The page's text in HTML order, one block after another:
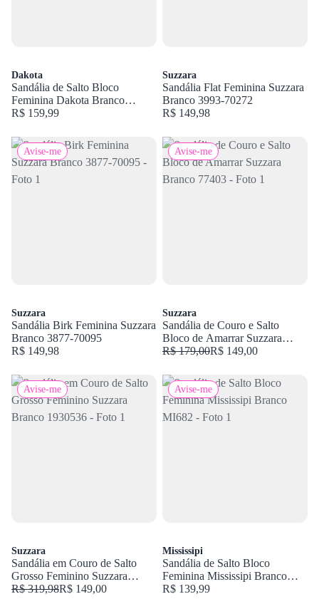
Dakota
Sandália de Salto Bloco
Feminina Dakota Branco
Y6879
R$ 159,99
Suzzara
Sandália Flat Feminina Suzzara
Branco 3993-70272
R$ 149,98
Avise-me
Suzzara
Sandália Birk Feminina Suzzara
Branco 3877-70095
R$ 149,98
Avise-me
Suzzara
Sandália de Couro e Salto
Bloco de Amarrar Suzzara
Branco 77403
R$ 179,00R$ 149,00
Avise-me
Suzzara
Sandália em Couro de Salto
Grosso Feminino Suzzara
Branco 1930536
R$ 319,98R$ 149,00
Avise-me
Mississipi
Sandália de Salto Bloco
Feminina Mississipi Branco
MI682
R$ 139,99